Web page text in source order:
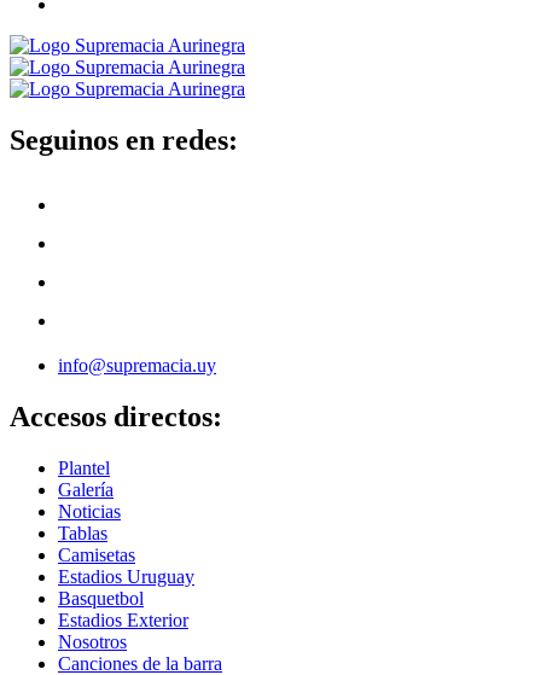
Seguinos en redes:
info@supremacia.uy
Accesos directos:
Plantel
Galería
Noticias
Tablas
Camisetas
Estadios Uruguay
Basquetbol
Estadios Exterior
Nosotros
Canciones de la barra